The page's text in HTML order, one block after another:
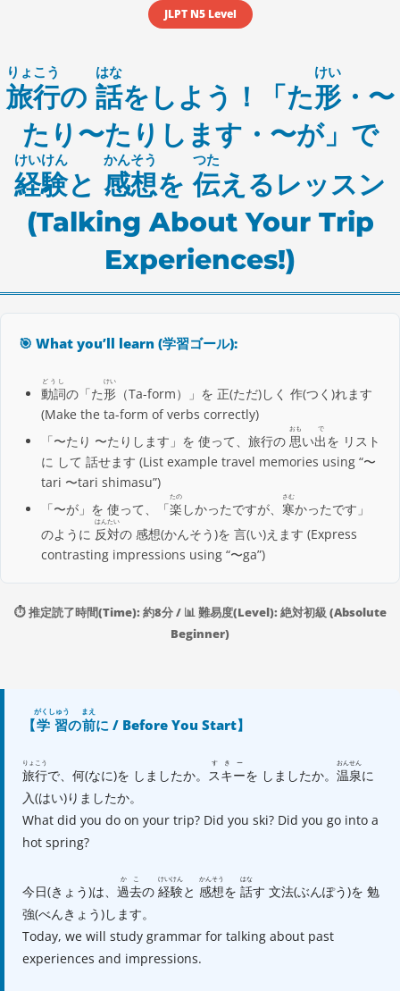
JLPT N5 Level
旅行
りょこう
の 話
はな
をしよう！「た形
けい
・〜
たり〜たりします・〜が」で
経験
けいけん
と 感想
かんそう
を伝
つた
えるレッスン
(Talking About Your Trip
Experiences!)
🎯 What you’ll learn (学習ゴール):
動詞
どうし
の「た形
けい
（Ta-form）」を 正(ただ)しく 作(つく)れます
(Make the ta-form of verbs correctly)
「〜たり 〜たりします」を 使って、旅行の 思
おも
い出
で
を リスト
に して 話せます (List example travel memories using “〜
tari 〜tari shimasu”)
「〜が」を 使って、「楽
たの
しかったですが、 寒
さむ
かったです」
のように 反対
はんたい
の 感想(かんそう)を 言(い)えます (Express
contrasting impressions using “〜ga”)
⏱️ 推定読了時間(Time): 約8分 / 📊 難易度(Level): 絶対初級 (Absolute
Beginner)
【学習
がくしゅう
の前
まえ
に / Before You Start】
旅行
りょこう
で、何(なに)を しましたか。 スキー
すきー
を しましたか。 温泉
おんせん
に
入(はい)りましたか。
What did you do on your trip? Did you ski? Did you go into a
hot spring?
今日(きょう)は、 過去
かこ
の 経験
けいけん
と 感想
かんそう
を 話
はな
す 文法(ぶんぽう)を 勉
強(べんきょう)します。
Today, we will study grammar for talking about past
experiences and impressions.